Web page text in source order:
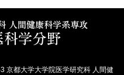
京都大学大学院医学研究科 人間健